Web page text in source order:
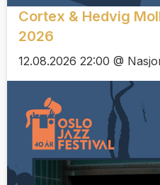
Cortex & Hedvig
2026
12.08.2026 22:00 @